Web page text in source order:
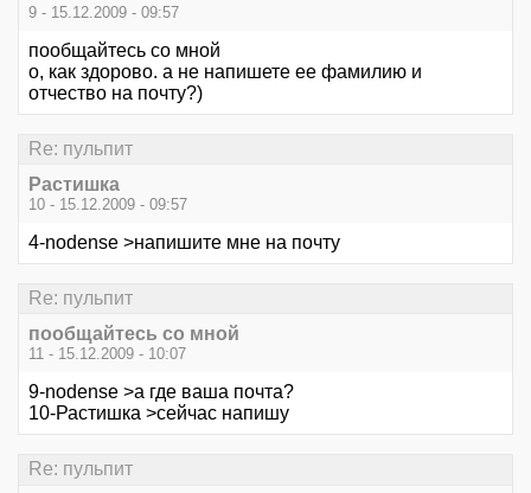
9 - 15.12.2009 - 09:57
пообщайтесь со мной
о, как здорово. а не напишете ее фамилию и
отчество на почту?)
Re: пульпит
Растишка
10 - 15.12.2009 - 09:57
4-nodense >напишите мне на почту
Re: пульпит
пообщайтесь со мной
11 - 15.12.2009 - 10:07
9-nodense >а где ваша почта?
10-Растишка >сейчас напишу
Re: пульпит